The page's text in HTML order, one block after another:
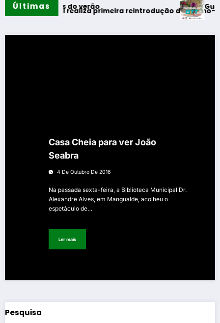
Últimasdo verão
Portugal realiza primeira reintrodução de coelho-bravo
Guarda
Casa Cheia para ver João
Seabra
4 De Outubro De 2016
Na passada sexta-feira, a Biblioteca Municipal Dr.
Alexandre Alves, em Mangualde, acolheu o
espetáculo de…
Ler mais
Pesquisa